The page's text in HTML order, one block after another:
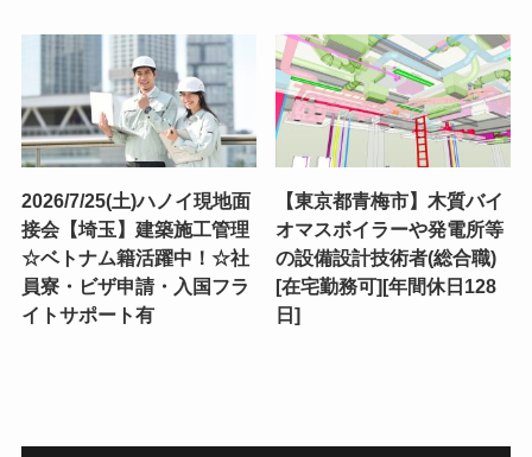
2026/7/25(土)ハノイ現地面
接会【埼玉】建築施工管理
☆ベトナム籍活躍中！☆社
員寮・ビザ申請・入国フラ
イトサポート有
【東京都青梅市】木質バイ
オマスボイラーや発電所等
の設備設計技術者(総合職)
[在宅勤務可][年間休日128
日]